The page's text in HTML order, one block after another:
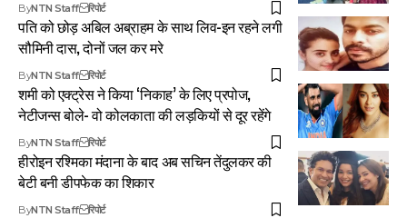
ByNTN Staff रिपोर्ट
पति को छोड़ अबिल अब्राहम के साथ लिव-इन रहने लगी
सौमिनी दास, दोनों जल कर मरे
ByNTN Staff रिपोर्ट
शमी को एक्ट्रेस ने किया ‘निकाह’ के लिए प्रपोज,
नेटीजन्स बोले- वो कोलकाता की लड़कियों से दूर रहेंगे
ByNTN Staff रिपोर्ट
हीरोइन रश्मिका मंदाना के बाद अब सचिन तेंदुलकर की
बेटी बनी डीपफेक का शिकार
ByNTN Staff रिपोर्ट